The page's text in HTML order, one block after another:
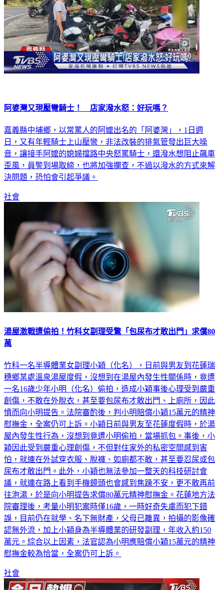
阿婆灣又現壓彎騎士！ 店家潑水怒：好玩嗎？
嘉義縣中埔鄉，以常罵人的阿嬤出名的「阿婆灣」，1日週
日，又有年輕騎士上山壓彎，非法改裝的排氣管發出巨大噪
音，讓接手阿嬤的媳婦擋路中央怒罵騎士，還潑水想阻止飆車
歪風，員警到場取締，也將加強攔查，不過以潑水的方式來解
決問題，恐怕會引起爭議。
社會
湯屋激戰遭偷拍！竹科女副理受驚「包尿布才敢出門」求償80
萬
竹科一名半導體業女副理小穎（化名），日前與男友到花蓮瑞
穗鄉某處溫泉湯屋度假，沒想到在湯屋內發生性關係時，竟遭
一名16歲少年小明（化名）偷拍，造成小穎事後心理受到嚴重
創傷，不敢在外脫衣，甚至要包尿布才敢出門、上廁所，因此
憤而向小明提告。法院審酌後，判小明賠償小穎15萬元的精神
慰撫金，全案仍可上訴。小穎日前與男友至花蓮度假時，於湯
屋內發生性行為，沒想到竟遭小明偷拍，當場抓包。事後，小
穎因此受到嚴重心理創傷，不但對住家外的私密空間感到害
怕，就連在外試穿衣服、脫褲、如廁都不敢，甚至要忍尿或包
尿布才敢出門。此外，小穎也無法參加一整天的科技研討會
議，就連在路上看到手機鏡頭也會感到焦躁不安，更不敢再前
往泡湯，於是向小明提告求償80萬元精神慰撫金。花蓮地方法
院審理後，考量小明犯案時僅16歲，一時好奇失慮而犯下錯
誤，目前仍在就學、名下無財產，父母已離異，拍攝的影像確
認無外流，加上小穎身為半導體業的研發副理，年收入約150
萬元。綜合以上因素，法官認為小明應賠償小穎15萬元的精神
慰撫金較為恰當，全案仍可上訴。
社會